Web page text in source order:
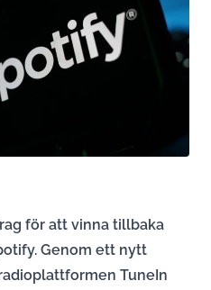
för att vinna tillbaka
Genom ett nytt
TuneIn